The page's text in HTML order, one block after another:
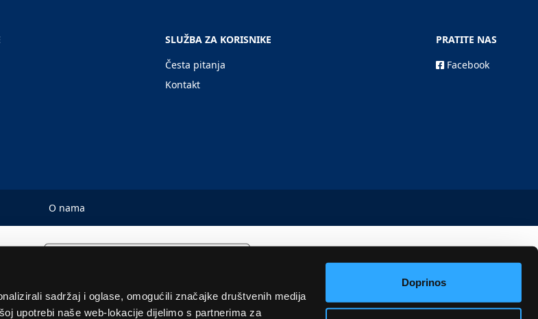
sadržaj i oglase, omogućili značajke društvenih medija
upotrebi naše web-lokacije dijelimo s partnerima za
Doprinos
SLUŽBA ZA KORISNIKE
Česta pitanja
Kontakt
PRATITE NAS
Facebook
O nama
pridržana! Euronics Technical Store Chain